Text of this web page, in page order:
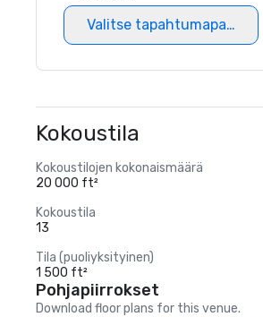
Valitse tapahtumapaikka
Kokoustila
Kokoustilojen kokonaismäärä
20 000 ft²
Kokoustila
13
Tila (puoliyksityinen)
1 500 ft²
Pohjapiirrokset
Download floor plans for this venue.